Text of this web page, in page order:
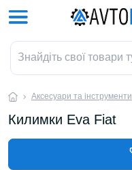
Аксесуари та інструменти
Килимки Eva Fiat